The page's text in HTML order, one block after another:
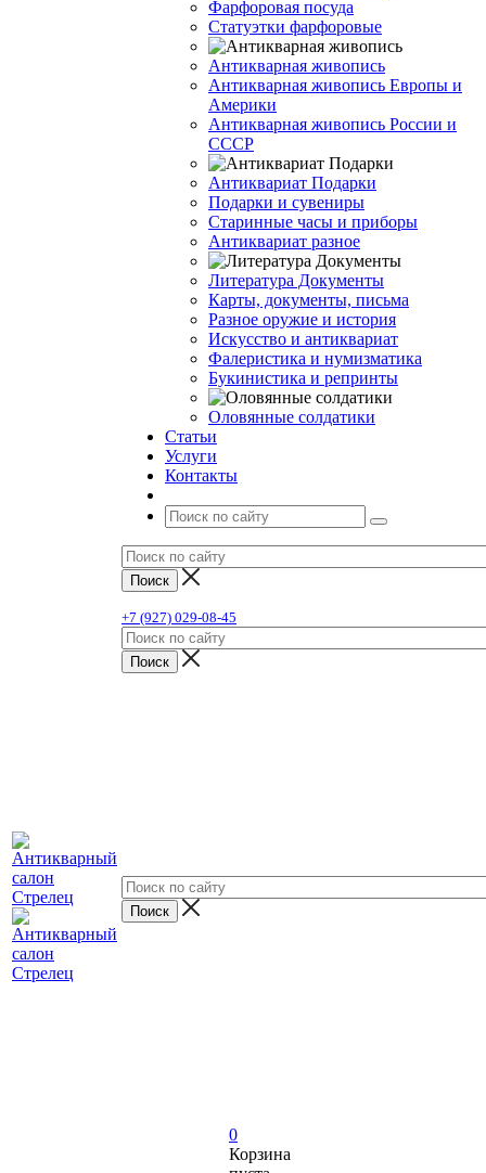
Фарфоровая посуда
Статуэтки фарфоровые
Антикварная живопись
Антикварная живопись Европы и
Америки
Антикварная живопись России и
СССР
Антиквариат Подарки
Подарки и сувениры
Старинные часы и приборы
Антиквариат разное
Литература Документы
Карты, документы, письма
Разное оружие и история
Искусство и антиквариат
Фалеристика и нумизматика
Букинистика и репринты
Оловянные солдатики
Статьи
Услуги
Контакты
+7 (927) 029-08-45
0
Корзина